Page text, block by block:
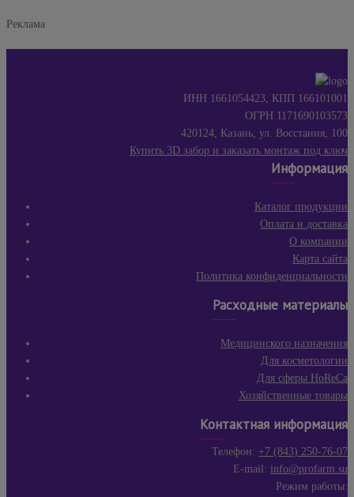
Реклама
ИНН 1661054423, КПП 166101001
ОГРН 1171690103573
420124, Казань, ул. Восстания, 100
Купить 3D забор и заказать монтаж под ключ
Информация
Каталог продукции
Оплата и доставка
О компании
Карта сайта
Политика конфиденциальности
Расходные материалы
Медицинского назначения
Для косметологии
Для сферы HoReCa
Хозяйственные товары
Контактная информация
Телефон: +7 (843) 250-76-07
E-mail: info@profarm.su
Режим работы: